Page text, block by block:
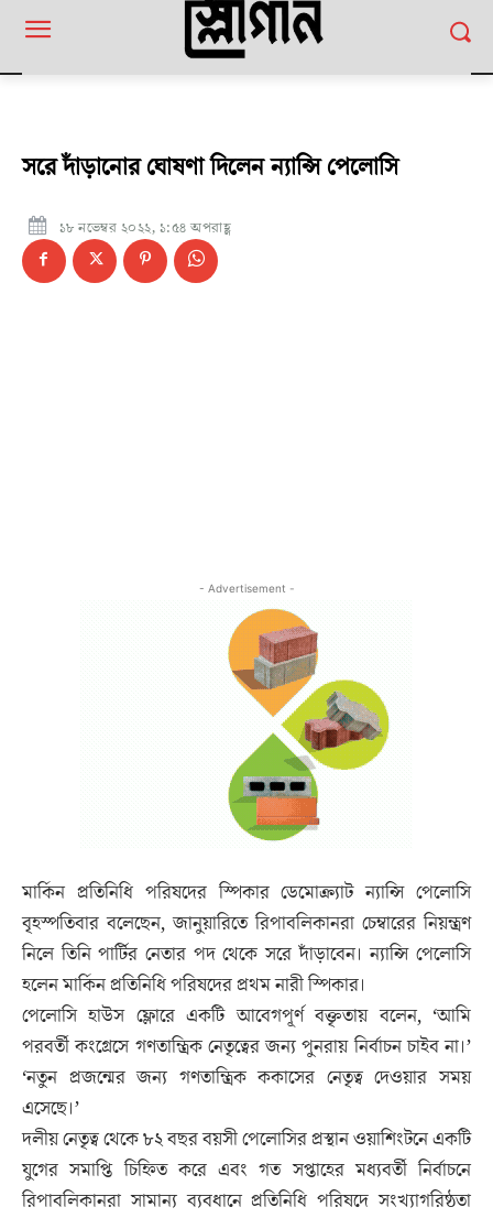
সরে দাঁড়ানোর ঘোষণা দিলেন ন্যান্সি পেলোসি
১৮ নভেম্বর ২০২২, ১:৫৪ অপরাহ্ণ
- Advertisement -
মার্কিন প্রতিনিধি পরিষদের স্পিকার ডেমোক্র্যাট ন্যান্সি পেলোসি
বৃহস্পতিবার বলেছেন, জানুয়ারিতে রিপাবলিকানরা চেম্বারের নিয়ন্ত্রণ
নিলে তিনি পার্টির নেতার পদ থেকে সরে দাঁড়াবেন। ন্যান্সি পেলোসি
হলেন মার্কিন প্রতিনিধি পরিষদের প্রথম নারী স্পিকার।
পেলোসি হাউস ফ্লোরে একটি আবেগপূর্ণ বক্তৃতায় বলেন, ‘আমি
পরবর্তী কংগ্রেসে গণতান্ত্রিক নেতৃত্বের জন্য পুনরায় নির্বাচন চাইব না।’
‘নতুন প্রজন্মের জন্য গণতান্ত্রিক ককাসের নেতৃত্ব দেওয়ার সময়
এসেছে।’
দলীয় নেতৃত্ব থেকে ৮২ বছর বয়সী পেলোসির প্রস্থান ওয়াশিংটনে একটি
যুগের সমাপ্তি চিহ্নিত করে এবং গত সপ্তাহের মধ্যবর্তী নির্বাচনে
রিপাবলিকানরা সামান্য ব্যবধানে প্রতিনিধি পরিষদে সংখ্যাগরিষ্ঠতা